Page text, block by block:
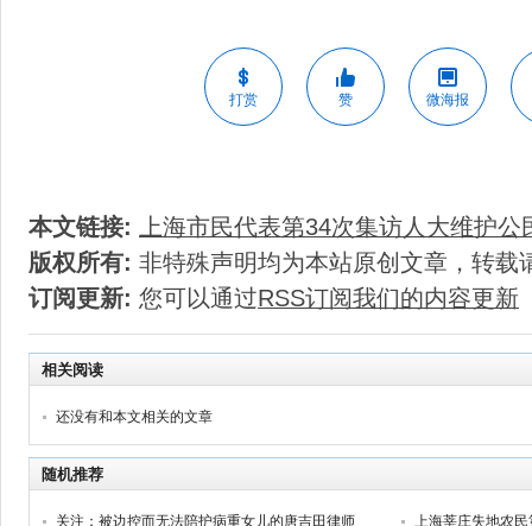
打赏 赞 微海报
本文链接:
上海市民代表第34次集访人大维护公
版权所有: 非特殊声明均为本站原创文章，转载
订阅更新: 您可以通过RSS订阅我们的内容更新
相关阅读
还没有和本文相关的文章
随机推荐
关注：被边控而无法陪护病重女儿的唐吉田律师
上海莘庄失地农